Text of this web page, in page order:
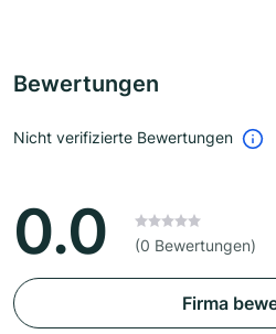
Bewertungen
Nicht verifizierte Bewertungen
0.0 (0 Bewertungen)
Firma